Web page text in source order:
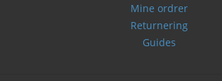
Mine ordrer
Returnering
Guides